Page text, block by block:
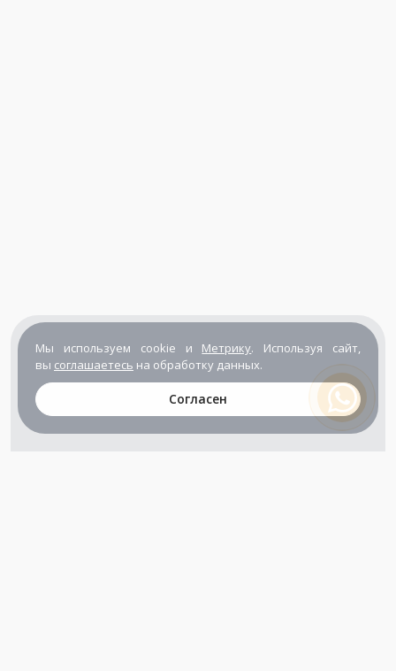
Мы используем cookie и Метрику. Используя сайт,
вы соглашаетесь на обработку данных.
Согласен